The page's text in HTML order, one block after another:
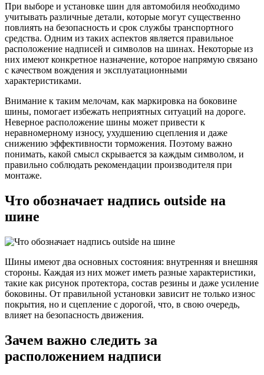
При выборе и установке шин для автомобиля необходимо
учитывать различные детали, которые могут существенно
повлиять на безопасность и срок службы транспортного
средства. Одним из таких аспектов является правильное
расположение надписей и символов на шинах. Некоторые из
них имеют конкретное назначение, которое напрямую связано
с качеством вождения и эксплуатационными
характеристиками.
Внимание к таким мелочам, как маркировка на боковине
шины, помогает избежать неприятных ситуаций на дороге.
Неверное расположение шины может привести к
неравномерному износу, ухудшению сцепления и даже
снижению эффективности торможения. Поэтому важно
понимать, какой смысл скрывается за каждым символом, и
правильно соблюдать рекомендации производителя при
монтаже.
Что обозначает надпись outside на
шине
Шины имеют два основных состояния: внутренняя и внешняя
стороны. Каждая из них может иметь разные характеристики,
такие как рисунок протектора, состав резины и даже усиление
боковины. От правильной установки зависит не только износ
покрытия, но и сцепление с дорогой, что, в свою очередь,
влияет на безопасность движения.
Зачем важно следить за
расположением надписи